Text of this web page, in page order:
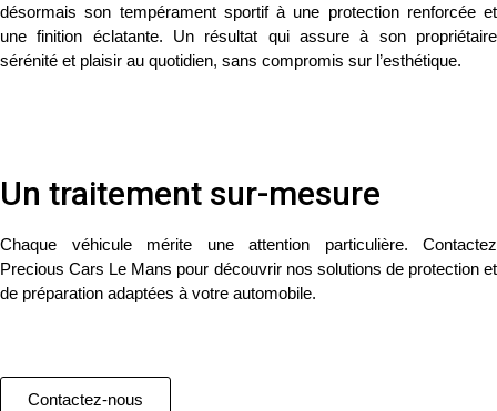
désormais son tempérament sportif à une protection renforcée et
une finition éclatante. Un résultat qui assure à son propriétaire
sérénité et plaisir au quotidien, sans compromis sur l’esthétique.
Un traitement sur-mesure
Chaque véhicule mérite une attention particulière. Contactez
Precious Cars Le Mans pour découvrir nos solutions de protection et
de préparation adaptées à votre automobile.
Contactez-nous